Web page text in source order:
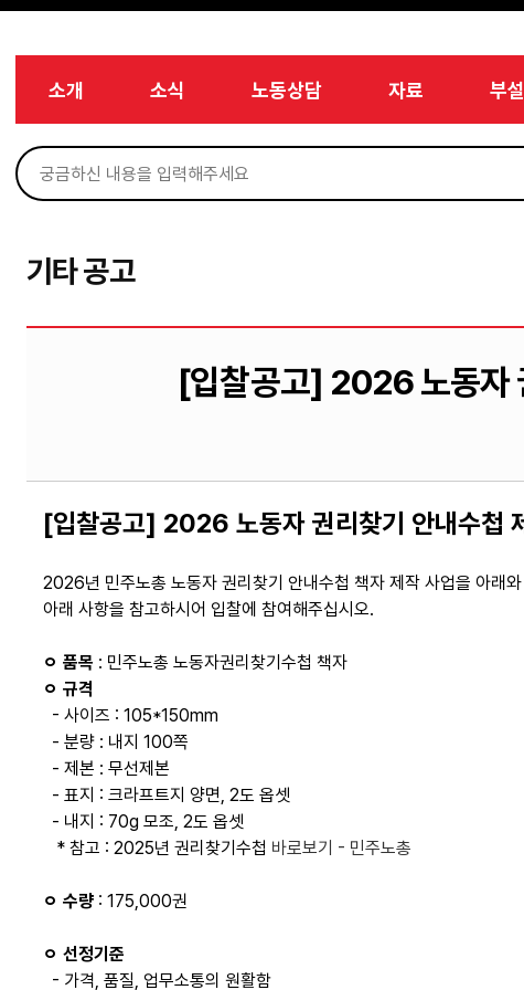
소개 소식 노동상담 자료 부
기타 공고
[입찰공고] 2026 노동자
[입찰공고] 2026 노동자 권리찾기 안내수첩
2026년 민주노총 노동자 권리찾기 안내수첩 책자 제작 사업을 아래
아래 사항을 참고하시어 입찰에 참여해주십시오.
ㅇ 품목 : 민주노총 노동자권리찾기수첩 책자
ㅇ 규격
- 사이즈 : 105*150mm
- 분량 : 내지 100쪽
- 제본 : 무선제본
- 표지 : 크라프트지 양면, 2도 옵셋
- 내지 : 70g 모조, 2도 옵셋
* 참고 : 2025년 권리찾기수첩 바로보기 - 민주노총
ㅇ 수량 : 175,000권
ㅇ 선정기준
- 가격, 품질, 업무소통의 원활함